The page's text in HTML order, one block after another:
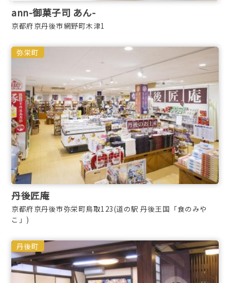
ann-御菓子司 あん-
京都府京丹後市網野町木津1
弥栄町
丹後匠庵
京都府京丹後市弥栄町鳥取123(道の駅 丹後王国「食のみや
こ」)
丹後町